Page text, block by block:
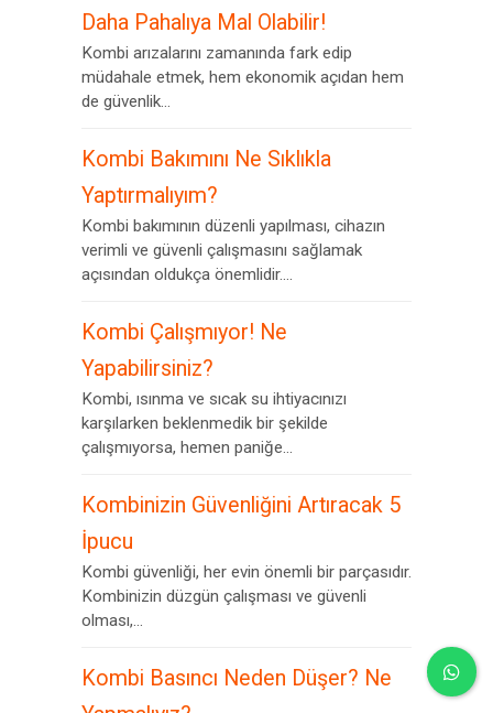
Daha Pahalıya Mal Olabilir!
Kombi arızalarını zamanında fark edip
müdahale etmek, hem ekonomik açıdan hem
de güvenlik...
Kombi Bakımını Ne Sıklıkla
Yaptırmalıyım?
Kombi bakımının düzenli yapılması, cihazın
verimli ve güvenli çalışmasını sağlamak
açısından oldukça önemlidir....
Kombi Çalışmıyor! Ne
Yapabilirsiniz?
Kombi, ısınma ve sıcak su ihtiyacınızı
karşılarken beklenmedik bir şekilde
çalışmıyorsa, hemen paniğe...
Kombinizin Güvenliğini Artıracak 5
İpucu
Kombi güvenliği, her evin önemli bir parçasıdır.
Kombinizin düzgün çalışması ve güvenli
olması,...
Kombi Basıncı Neden Düşer? Ne